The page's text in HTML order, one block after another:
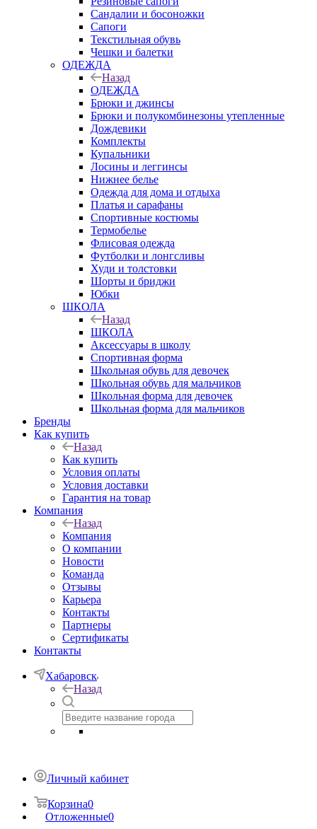
Сандалии и босоножки
Сапоги
Текстильная обувь
Чешки и балетки
ОДЕЖДА
Назад
ОДЕЖДА
Брюки и джинсы
Брюки и полукомбинезоны утепленные
Дождевики
Комплекты
Купальники
Лосины и леггинсы
Нижнее белье
Одежда для дома и отдыха
Платья и сарафаны
Спортивные костюмы
Термобелье
Флисовая одежда
Футболки и лонгсливы
Худи и толстовки
Шорты и бриджи
Юбки
ШКОЛА
Назад
ШКОЛА
Аксессуары в школу
Спортивная форма
Школьная обувь для девочек
Школьная обувь для мальчиков
Школьная форма для девочек
Школьная форма для мальчиков
Бренды
Как купить
Назад
Как купить
Условия оплаты
Условия доставки
Гарантия на товар
Компания
Назад
Компания
О компании
Новости
Команда
Отзывы
Карьера
Контакты
Партнеры
Сертификаты
Контакты
Хабаровск
Назад
Личный кабинет
Корзина0
Отложенные0